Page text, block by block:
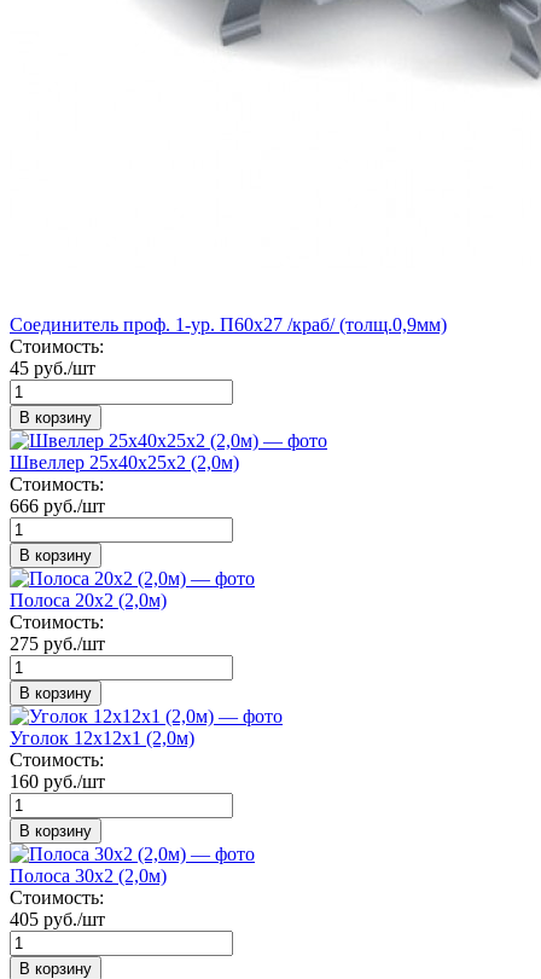
Соединитель проф. 1-ур. П60х27 /краб/ (толщ.0,9мм)
Стоимость:
45 руб./шт
В корзину
Швеллер 25х40х25х2 (2,0м)
Стоимость:
666 руб./шт
В корзину
Полоса 20х2 (2,0м)
Стоимость:
275 руб./шт
В корзину
Уголок 12х12х1 (2,0м)
Стоимость:
160 руб./шт
В корзину
Полоса 30х2 (2,0м)
Стоимость:
405 руб./шт
В корзину